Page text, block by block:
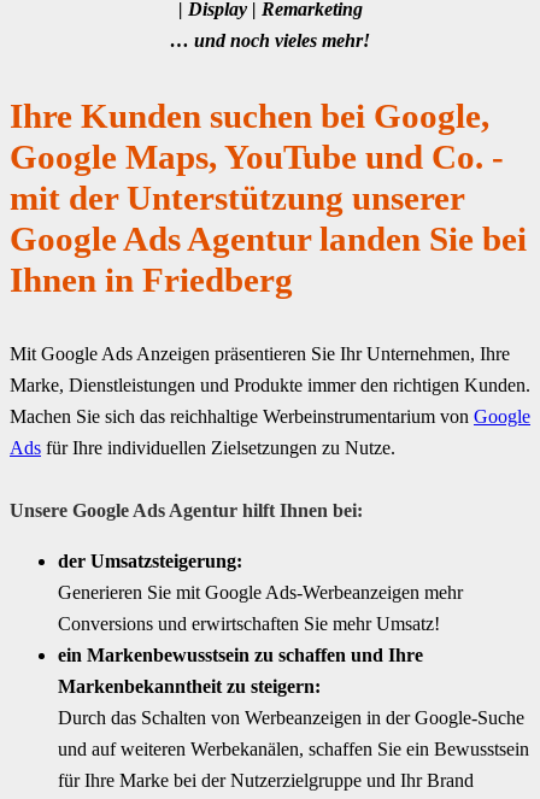
| Display | Remarketing
… und noch vieles mehr!
Ihre Kunden suchen bei Google,
Google Maps, YouTube und Co. -
mit der Unterstützung unserer
Google Ads Agentur landen Sie bei
Ihnen in Friedberg
Mit Google Ads Anzeigen präsentieren Sie Ihr Unternehmen, Ihre
Marke, Dienstleistungen und Produkte immer den richtigen Kunden.
Machen Sie sich das reichhaltige Werbeinstrumentarium von Google
Ads für Ihre individuellen Zielsetzungen zu Nutze.
Unsere Google Ads Agentur hilft Ihnen bei:
der Umsatzsteigerung:
Generieren Sie mit Google Ads-Werbeanzeigen mehr
Conversions und erwirtschaften Sie mehr Umsatz!
ein Markenbewusstsein zu schaffen und Ihre
Markenbekanntheit zu steigern:
Durch das Schalten von Werbeanzeigen in der Google-Suche
und auf weiteren Werbekanälen, schaffen Sie ein Bewusstsein
für Ihre Marke bei der Nutzerzielgruppe und Ihr Brand